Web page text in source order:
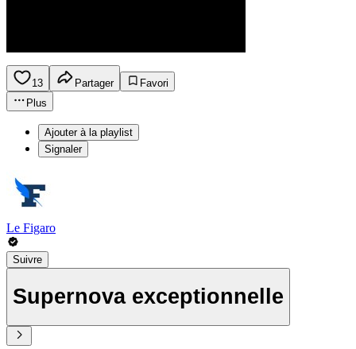
13 Partager
Favori
Plus
Ajouter à la playlist
Signaler
Le Figaro
Suivre
Supernova exceptionnelle